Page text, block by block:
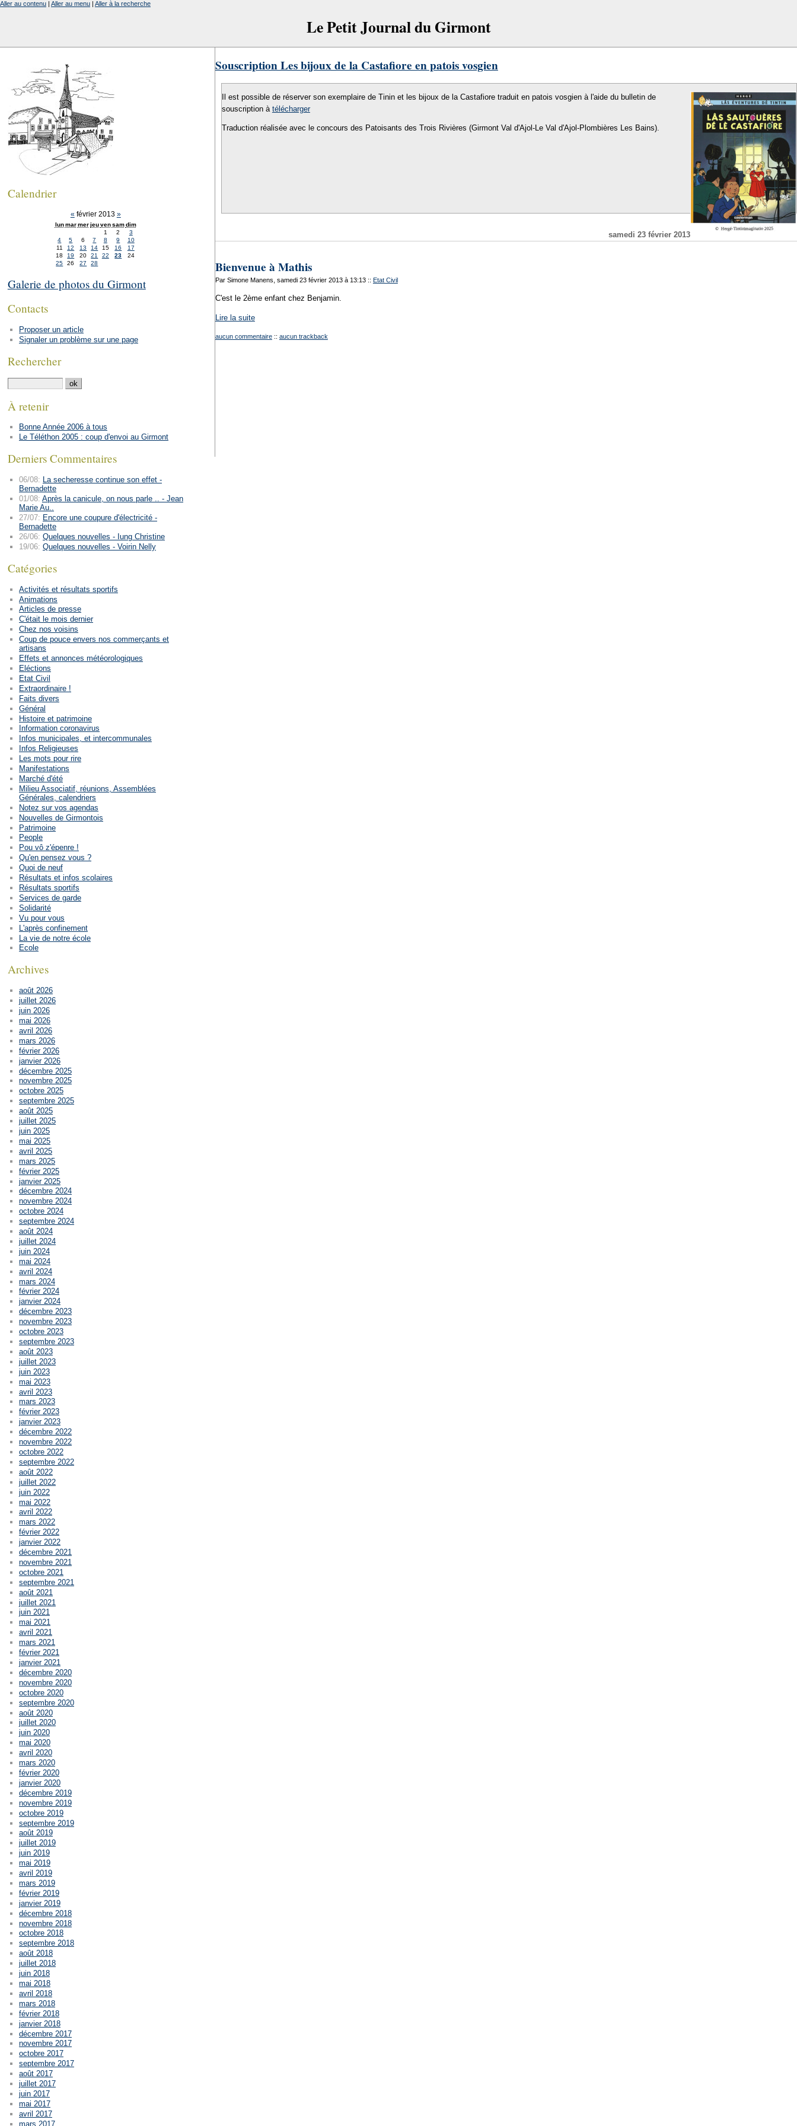
Le Petit Journal du Girmont
Aller au contenu | Aller au menu | Aller à la recherche
Souscription Les bijoux de la Castafiore en patois vosgien
Il est possible de réserver son exemplaire de Tinin et les bijoux de la Castafiore traduit en patois vosgien à l'aide du bulletin de
souscription à télécharger
Traduction réalisée avec le concours des Patoisants des Trois Rivières (Girmont Val d'Ajol-Le Val d'Ajol-Plombières Les Bains).
samedi 23 février 2013
Bienvenue à Mathis
Par Simone Manens, samedi 23 février 2013 à 13:13 :: Etat Civil
C'est le 2ème enfant chez Benjamin.
Lire la suite
aucun commentaire :: aucun trackback
Calendrier
« février 2013 »
lun mar mer jeu ven sam dim
1
2
3
4
5 6 7 8 9
10
11
12 13 14 15 16
17
18
19 20 21 22 23
24
25
26 27 28
Galerie de photos du Girmont
Contacts
Proposer un article
Signaler un problème sur une page
Rechercher
À retenir
Bonne Année 2006 à tous
Le Téléthon 2005 : coup d'envoi au Girmont
Derniers Commentaires
06/08: La secheresse continue son effet -
Bernadette
01/08: Après la canicule, on nous parle .. - Jean
Marie Au..
27/07: Encore une coupure d'électricité -
Bernadette
26/06: Quelques nouvelles - Iung Christine
19/06: Quelques nouvelles - Voirin Nelly
Catégories
Activités et résultats sportifs
Animations
Articles de presse
C'était le mois dernier
Chez nos voisins
Coup de pouce envers nos commerçants et
artisans
Effets et annonces météorologiques
Eléctions
Etat Civil
Extraordinaire !
Faits divers
Général
Histoire et patrimoine
Information coronavirus
Infos municipales, et intercommunales
Infos Religieuses
Les mots pour rire
Manifestations
Marché d'été
Milieu Associatif, réunions, Assemblées
Générales, calendriers
Notez sur vos agendas
Nouvelles de Girmontois
Patrimoine
People
Pou vô z'épenre !
Qu'en pensez vous ?
Quoi de neuf
Résultats et infos scolaires
Résultats sportifs
Services de garde
Solidarité
Vu pour vous
L'après confinement
La vie de notre école
Ecole
Archives
août 2026
juillet 2026
juin 2026
mai 2026
avril 2026
mars 2026
février 2026
janvier 2026
décembre 2025
novembre 2025
octobre 2025
septembre 2025
août 2025
juillet 2025
juin 2025
mai 2025
avril 2025
mars 2025
février 2025
janvier 2025
décembre 2024
novembre 2024
octobre 2024
septembre 2024
août 2024
juillet 2024
juin 2024
mai 2024
avril 2024
mars 2024
février 2024
janvier 2024
décembre 2023
novembre 2023
octobre 2023
septembre 2023
août 2023
juillet 2023
juin 2023
mai 2023
avril 2023
mars 2023
février 2023
janvier 2023
décembre 2022
novembre 2022
octobre 2022
septembre 2022
août 2022
juillet 2022
juin 2022
mai 2022
avril 2022
mars 2022
février 2022
janvier 2022
décembre 2021
novembre 2021
octobre 2021
septembre 2021
août 2021
juillet 2021
juin 2021
mai 2021
avril 2021
mars 2021
février 2021
janvier 2021
décembre 2020
novembre 2020
octobre 2020
septembre 2020
août 2020
juillet 2020
juin 2020
mai 2020
avril 2020
mars 2020
février 2020
janvier 2020
décembre 2019
novembre 2019
octobre 2019
septembre 2019
août 2019
juillet 2019
juin 2019
mai 2019
avril 2019
mars 2019
février 2019
janvier 2019
décembre 2018
novembre 2018
octobre 2018
septembre 2018
août 2018
juillet 2018
juin 2018
mai 2018
avril 2018
mars 2018
février 2018
janvier 2018
décembre 2017
novembre 2017
octobre 2017
septembre 2017
août 2017
juillet 2017
juin 2017
mai 2017
avril 2017
mars 2017